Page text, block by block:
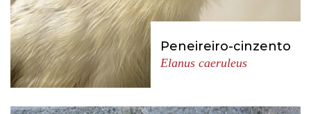
Peneireiro-cinzento
Elanus caeruleus